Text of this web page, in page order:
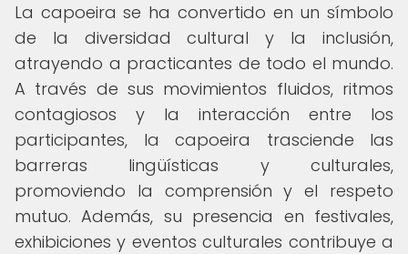
La capoeira se ha convertido en un símbolo
de la diversidad cultural y la inclusión,
atrayendo a practicantes de todo el mundo.
A través de sus movimientos fluidos, ritmos
contagiosos y la interacción entre los
participantes, la capoeira trasciende las
barreras lingüísticas y culturales,
promoviendo la comprensión y el respeto
mutuo. Además, su presencia en festivales,
exhibiciones y eventos culturales contribuye a